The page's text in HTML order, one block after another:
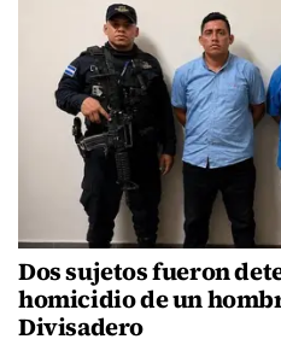
Dos sujetos fueron
homicidio de un
Divisadero